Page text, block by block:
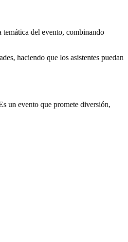
temática del evento, combinando
haciendo que los asistentes puedan
un evento que promete diversión,